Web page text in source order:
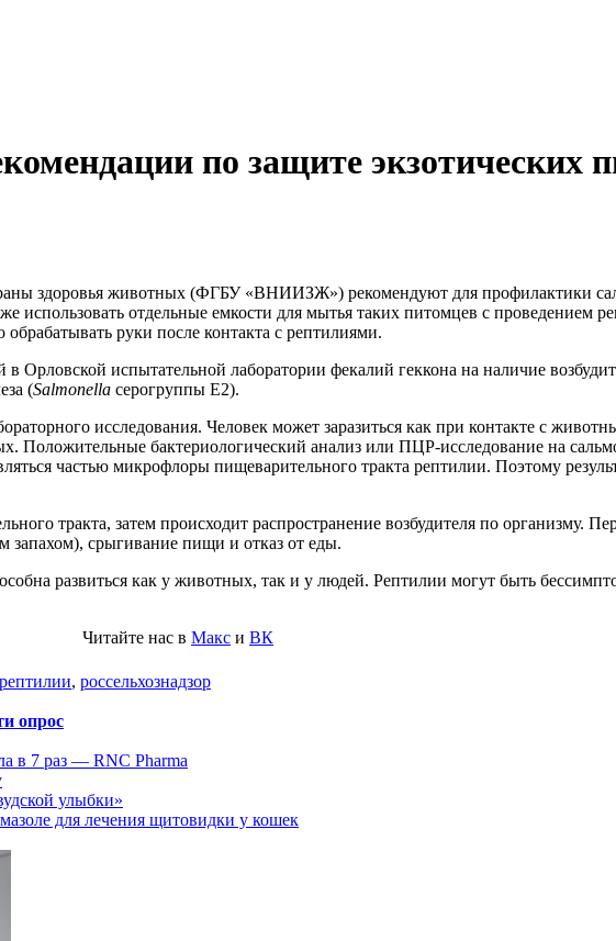
по защите экзотических
здоровья животных (ФГБУ «ВНИИЗЖ») рекомендуют для профилактики
использовать отдельные емкости для мытья таких питомцев с проведением
руки после контакта с рептилиями.
Орловской испытательной лаборатории фекалий геккона на наличие
(Salmonella серогруппы E2).
исследования. Человек может заразиться как при контакте с
Положительные бактериологический анализ или ПЦР-исследование на
частью микрофлоры пищеварительного тракта рептилии. Поэтому
тракта, затем происходит распространение возбудителя по организму.
запахом), срыгивание пищи и отказ от еды.
развиться как у животных, так и у людей. Рептилии могут быть
Читайте нас в Макс и ВК
рептилии, россельхознадзор
опрос
в 7 раз — RNC Pharma
улыбки»
для лечения щитовидки у кошек